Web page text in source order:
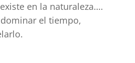
en la naturaleza….
el tiempo,